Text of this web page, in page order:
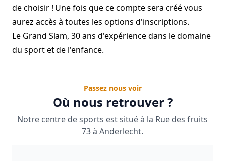
de choisir ! Une fois que ce compte sera créé vous
aurez accès à toutes les options d'inscriptions.
Le Grand Slam, 30 ans d'expérience dans le domaine
du sport et de l'enfance.
Passez nous voir
Où nous retrouver ?
Notre centre de sports est situé à la Rue des fruits
73 à Anderlecht.